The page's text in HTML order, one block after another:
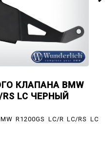
КЛАПАНА BMW
RS LC ЧЕРНЫЙ
R1200GS LC/R LC/RS LC